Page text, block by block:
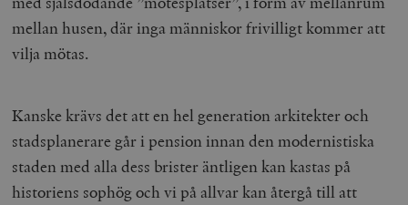
mellan husen, där inga människor frivilligt kommer att
vilja mötas.
Kanske krävs det att en hel generation arkitekter och
stadsplanerare går i pension innan den modernistiska
staden med alla dess brister äntligen kan kastas på
historiens sophög och vi på allvar kan återgå till att